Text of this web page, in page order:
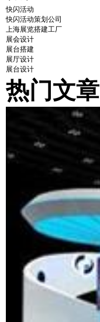
快闪活动
快闪活动策划公司
上海展览搭建工厂
展会设计
展台搭建
展厅设计
展台设计
热门文章